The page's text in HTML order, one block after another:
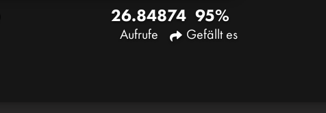
26.848
Aufrufe
74 95%
Gefällt es